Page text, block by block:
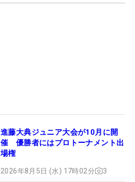
進藤大典ジュニア大会が10月に開
催 優勝者にはプロトーナメント出
場権
2026年8月5日 (水) 17時02分 3